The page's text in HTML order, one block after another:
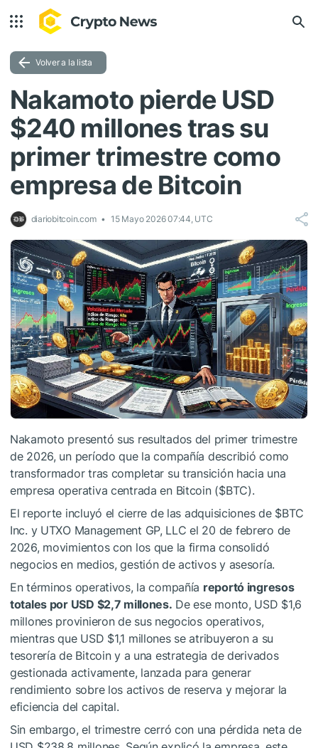
Volver a la lista
Nakamoto pierde USD
$240 millones tras su
primer trimestre como
empresa de Bitcoin
diariobitcoin.com 15 Mayo 2026 07:44, UTC
Nakamoto presentó sus resultados del primer trimestre
de 2026, un período que la compañía describió como
transformador tras completar su transición hacia una
empresa operativa centrada en Bitcoin ($BTC).
El reporte incluyó el cierre de las adquisiciones de $BTC
Inc. y UTXO Management GP, LLC el 20 de febrero de
2026, movimientos con los que la firma consolidó
negocios en medios, gestión de activos y asesoría.
En términos operativos, la compañía reportó ingresos
totales por USD $2,7 millones. De ese monto, USD $1,6
millones provinieron de sus negocios operativos,
mientras que USD $1,1 millones se atribuyeron a su
tesorería de Bitcoin y a una estrategia de derivados
gestionada activamente, lanzada para generar
rendimiento sobre los activos de reserva y mejorar la
eficiencia del capital.
Sin embargo, el trimestre cerró con una pérdida neta de